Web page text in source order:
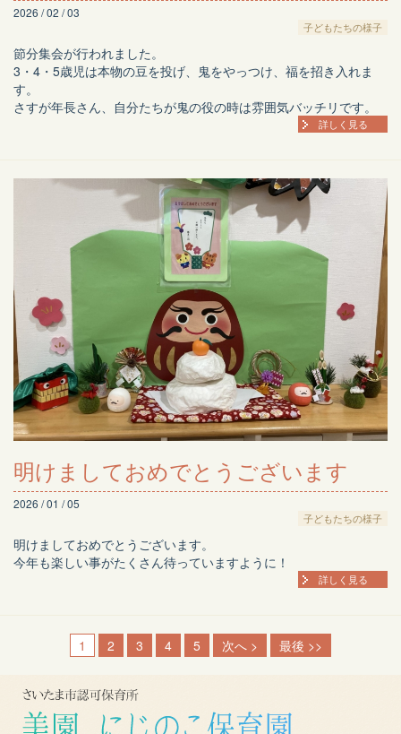
2026 / 02 / 03
子どもたちの様子
節分集会が行われました。
3・4・5歳児は本物の豆を投げ、鬼をやっつけ、福を招き入れま
す。
さすが年長さん、自分たちが鬼の役の時は雰囲気バッチリです。
詳しく見る
明けましておめでとうございます
2026 / 01 / 05
子どもたちの様子
明けましておめでとうございます。
今年も楽しい事がたくさん待っていますように！
詳しく見る
1 2 3 4 5 次へ > 最後 >>